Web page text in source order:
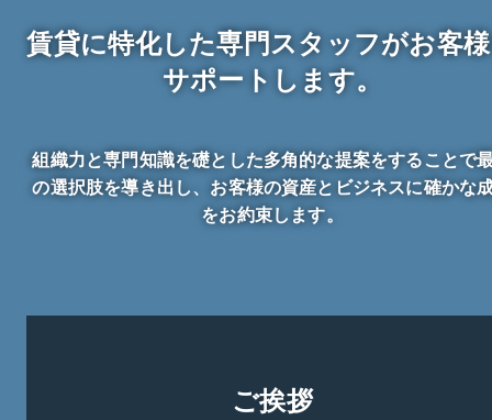
賃貸に特化した専門スタッフがお客
サポートします。
組織力と専門知識を礎とした多角的な提案をすることで
の選択肢を導き出し、お客様の資産とビジネスに確かな
をお約束します。
ご挨拶